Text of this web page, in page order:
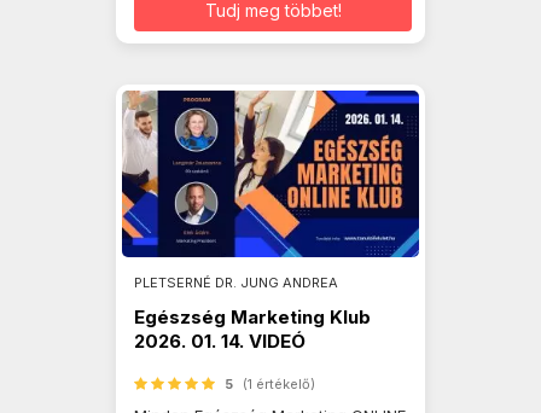
Tudj meg többet!
PLETSERNÉ DR. JUNG ANDREA
Egészség Marketing Klub
2026. 01. 14. VIDEÓ
5 (1 értékelő)